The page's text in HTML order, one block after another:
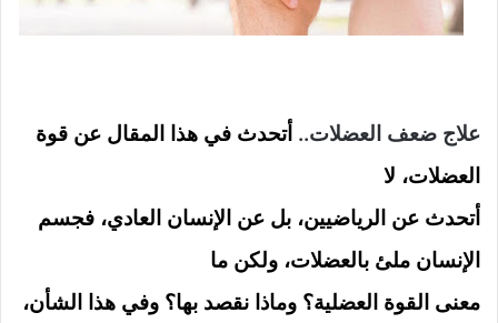
علاج ضعف العضلات.. أتحدث في هذا المقال عن قوة
العضلات، لا
أتحدث عن الرياضيين، بل عن الإنسان العادي، فجسم
الإنسان ملئ بالعضلات، ولكن ما
معنى القوة العضلية؟ وماذا نقصد بها؟ وفي هذا الشأن،